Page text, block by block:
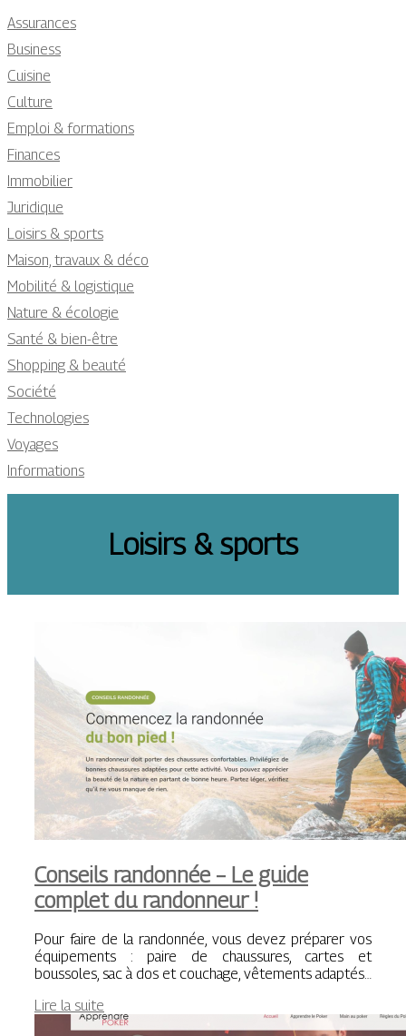
Assurances
Business
Cuisine
Culture
Emploi & formations
Finances
Immobilier
Juridique
Loisirs & sports
Maison, travaux & déco
Mobilité & logistique
Nature & écologie
Santé & bien-être
Shopping & beauté
Société
Technologies
Voyages
Informations
Loisirs & sports
Conseils randonnée – Le guide
complet du randonneur !
Pour faire de la randonnée, vous devez préparer vos
équipements : paire de chaussures, cartes et
boussoles, sac à dos et couchage, vêtements adaptés…
Lire la suite